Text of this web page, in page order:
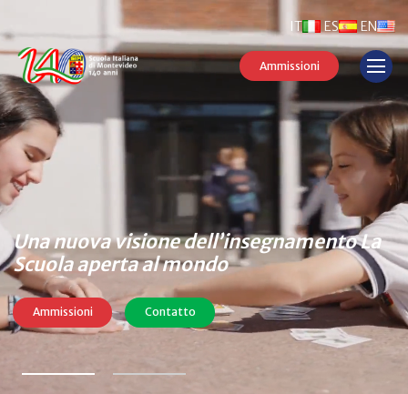
ES EN
IT
Ammissioni
Una nuova visione dell’insegnamentoLa
Scuola aperta al mondo
Ammissioni Contatto